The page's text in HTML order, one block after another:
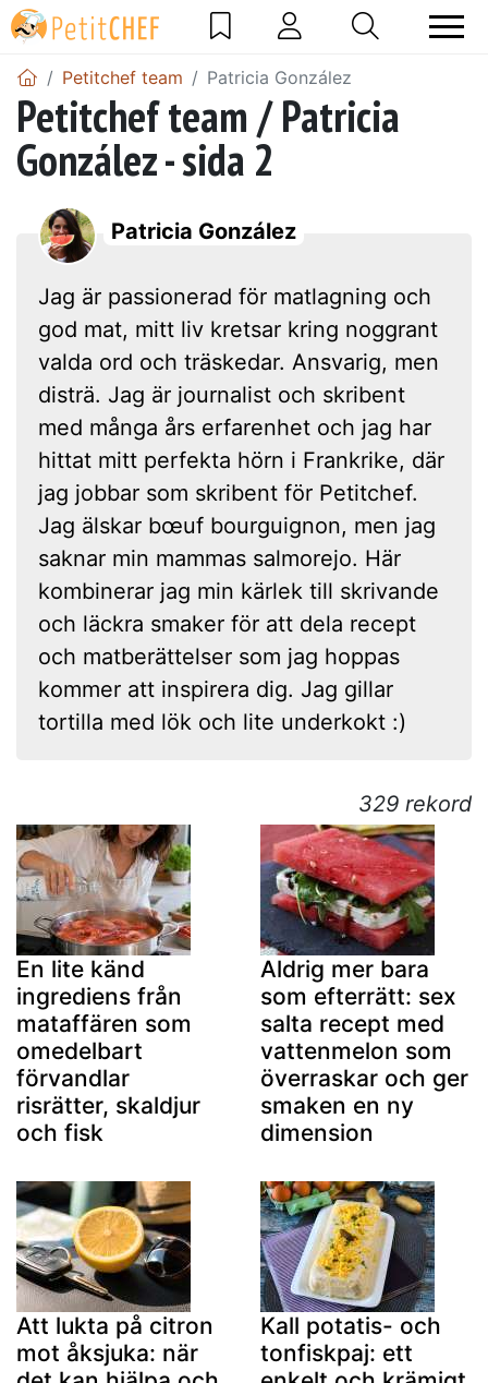
Petitchef team Patricia González
Petitchef team / Patricia
González - sida 2
Patricia González
Jag är passionerad för matlagning och
god mat, mitt liv kretsar kring noggrant
valda ord och träskedar. Ansvarig, men
disträ. Jag är journalist och skribent
med många års erfarenhet och jag har
hittat mitt perfekta hörn i Frankrike, där
jag jobbar som skribent för Petitchef.
Jag älskar bœuf bourguignon, men jag
saknar min mammas salmorejo. Här
kombinerar jag min kärlek till skrivande
och läckra smaker för att dela recept
och matberättelser som jag hoppas
kommer att inspirera dig. Jag gillar
tortilla med lök och lite underkokt :)
329 rekord
En lite känd
ingrediens från
mataffären som
omedelbart
förvandlar
risrätter, skaldjur
och fisk
Aldrig mer bara
som efterrätt: sex
salta recept med
vattenmelon som
överraskar och ger
smaken en ny
dimension
Att lukta på citron
mot åksjuka: när
Kall potatis- och
tonfiskpaj: ett